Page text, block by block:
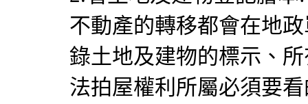
不動產的轉移都會在地
錄土地及建物的標示、
法拍屋權利所屬必須要